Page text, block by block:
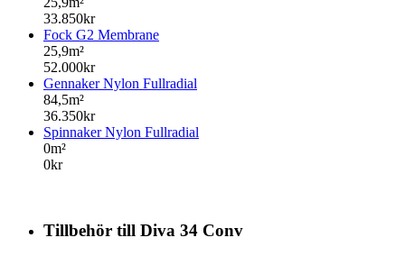
33.850kr
Fock G2 Membrane
25,9m²
52.000kr
Gennaker Nylon Fullradial
84,5m²
36.350kr
Spinnaker Nylon Fullradial
0m²
0kr
Tillbehör till Diva 34 Conv